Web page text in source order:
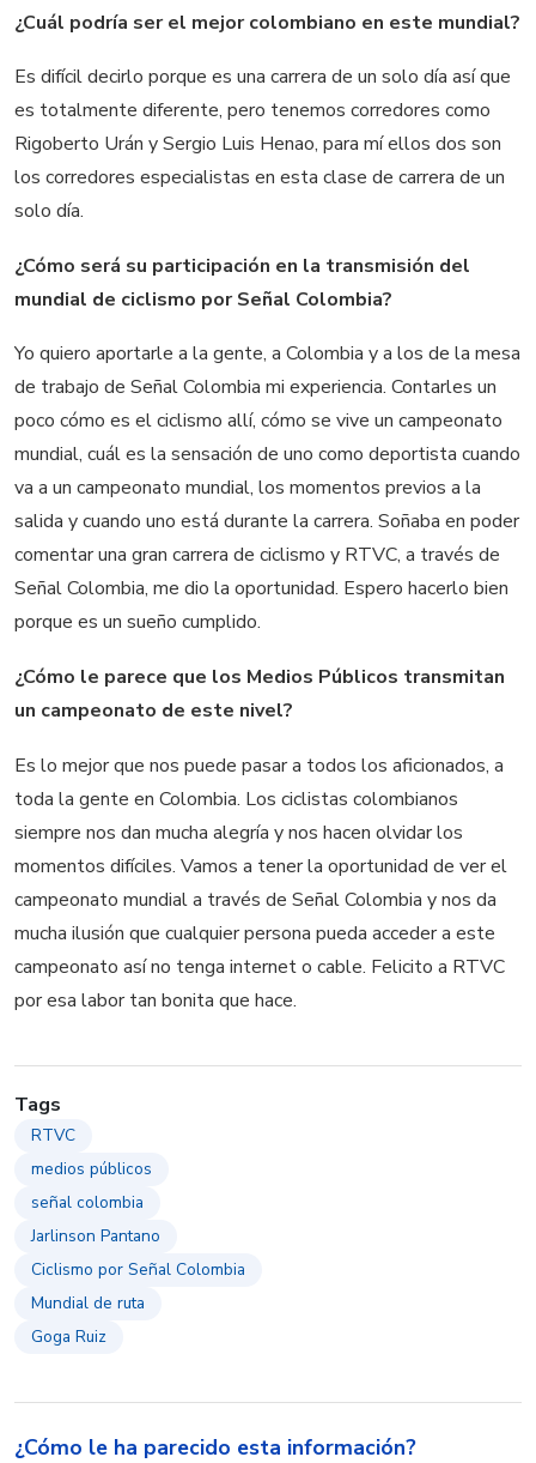
¿Cuál podría ser el mejor colombiano en este mundial?
Es difícil decirlo porque es una carrera de un solo día así que
es totalmente diferente, pero tenemos corredores como
Rigoberto Urán y Sergio Luis Henao, para mí ellos dos son
los corredores especialistas en esta clase de carrera de un
solo día.
¿Cómo será su participación en la transmisión del
mundial de ciclismo por Señal Colombia?
Yo quiero aportarle a la gente, a Colombia y a los de la mesa
de trabajo de Señal Colombia mi experiencia. Contarles un
poco cómo es el ciclismo allí, cómo se vive un campeonato
mundial, cuál es la sensación de uno como deportista cuando
va a un campeonato mundial, los momentos previos a la
salida y cuando uno está durante la carrera. Soñaba en poder
comentar una gran carrera de ciclismo y RTVC, a través de
Señal Colombia, me dio la oportunidad. Espero hacerlo bien
porque es un sueño cumplido.
¿Cómo le parece que los Medios Públicos transmitan
un campeonato de este nivel?
Es lo mejor que nos puede pasar a todos los aficionados, a
toda la gente en Colombia. Los ciclistas colombianos
siempre nos dan mucha alegría y nos hacen olvidar los
momentos difíciles. Vamos a tener la oportunidad de ver el
campeonato mundial a través de Señal Colombia y nos da
mucha ilusión que cualquier persona pueda acceder a este
campeonato así no tenga internet o cable. Felicito a RTVC
por esa labor tan bonita que hace.
Tags
RTVC
medios públicos
señal colombia
Jarlinson Pantano
Ciclismo por Señal Colombia
Mundial de ruta
Goga Ruiz
¿Cómo le ha parecido esta información?